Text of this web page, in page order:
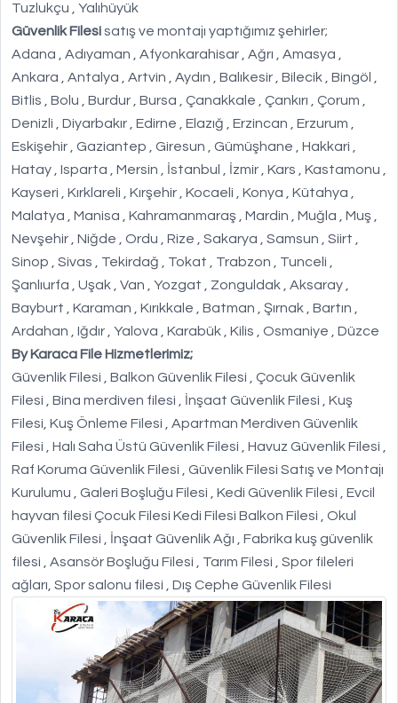
Tuzlukçu , Yalıhüyük
Güvenlik Filesisatış ve montajı yaptığımız şehirler;
Adana , Adıyaman , Afyonkarahisar , Ağrı , Amasya ,
Ankara , Antalya , Artvin , Aydın , Balıkesir , Bilecik , Bingöl ,
Bitlis , Bolu , Burdur , Bursa , Çanakkale , Çankırı , Çorum ,
Denizli , Diyarbakır , Edirne , Elazığ , Erzincan , Erzurum ,
Eskişehir , Gaziantep , Giresun , Gümüşhane , Hakkari ,
Hatay , Isparta , Mersin , İstanbul , İzmir , Kars , Kastamonu ,
Kayseri , Kırklareli , Kırşehir , Kocaeli , Konya , Kütahya ,
Malatya , Manisa , Kahramanmaraş , Mardin , Muğla , Muş ,
Nevşehir , Niğde , Ordu , Rize , Sakarya , Samsun , Siirt ,
Sinop , Sivas , Tekirdağ , Tokat , Trabzon , Tunceli ,
Şanlıurfa , Uşak , Van , Yozgat , Zonguldak , Aksaray ,
Bayburt , Karaman , Kırıkkale , Batman , Şırnak , Bartın ,
Ardahan , Iğdır , Yalova , Karabük , Kilis , Osmaniye , Düzce
By Karaca File Hizmetlerimiz;
Güvenlik Filesi , Balkon Güvenlik Filesi , Çocuk Güvenlik
Filesi , Bina merdiven filesi , İnşaat Güvenlik Filesi , Kuş
Filesi, Kuş Önleme Filesi , Apartman Merdiven Güvenlik
Filesi , Halı Saha Üstü Güvenlik Filesi , Havuz Güvenlik Filesi ,
Raf Koruma Güvenlik Filesi , Güvenlik Filesi Satış ve Montajı
Kurulumu , Galeri Boşluğu Filesi , Kedi Güvenlik Filesi , Evcil
hayvan filesi Çocuk Filesi Kedi Filesi Balkon Filesi , Okul
Güvenlik Filesi , İnşaat Güvenlik Ağı , Fabrika kuş güvenlik
filesi , Asansör Boşluğu Filesi , Tarım Filesi , Spor fileleri
ağları, Spor salonu filesi , Dış Cephe Güvenlik Filesi